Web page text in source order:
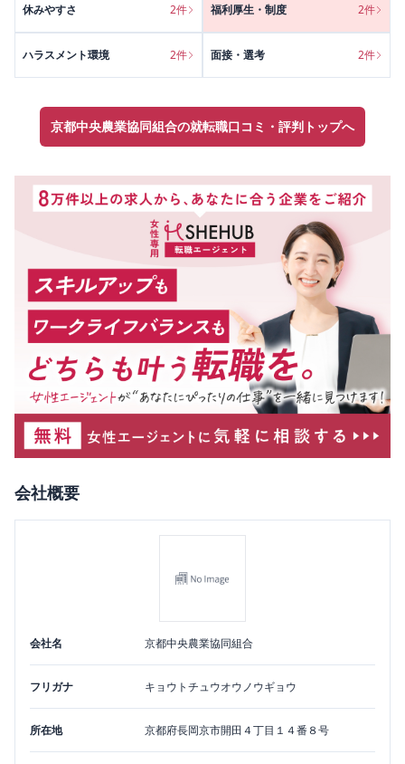
休みやすさ 2件 福利厚生・制度 2件
ハラスメント環境 2件 面接・選考 2件
京都中央農業協同組合の就転職口コミ・評判トップへ
会社概要
会社名 京都中央農業協同組合
フリガナ キョウトチュウオウノウギョウ
所在地 京都府長岡京市開田４丁目１４番８号